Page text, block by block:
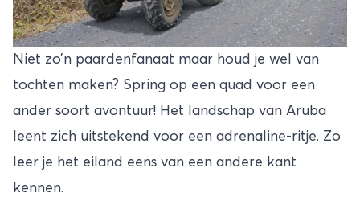
Niet zo’n paardenfanaat maar houd je wel van
tochten maken? Spring op een quad voor een
ander soort avontuur! Het landschap van Aruba
leent zich uitstekend voor een adrenaline-ritje. Zo
leer je het eiland eens van een andere kant
kennen.